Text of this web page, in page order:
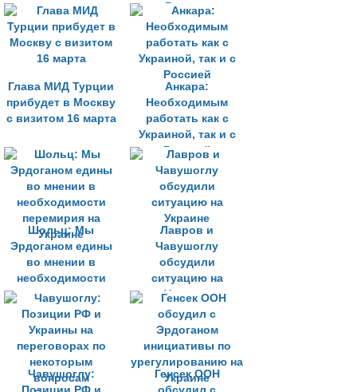
Россию
Глава МИД Турции
прибудет в Москву
с визитом 16 марта
Анкара:
Необходимым
работать как с
Украиной, так и с
Россией
Шольц: Мы
Эрдоганом едины
во мнении в
необходимости
перемирия на
Украине
Лавров и
Чавушоглу
обсудили
ситуацию на
Украине
Чавушоглу:
Генсек ООН